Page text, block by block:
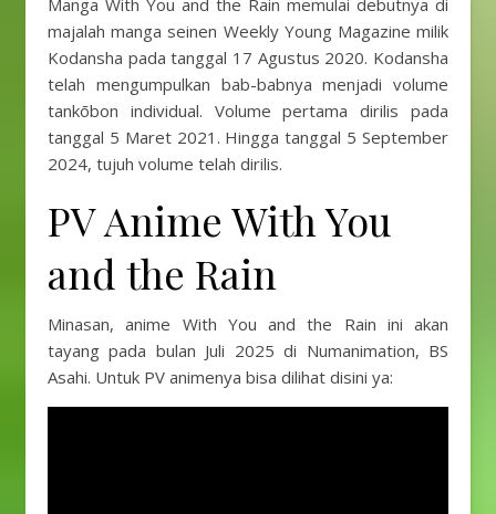
Manga With You and the Rain memulai debutnya di
majalah manga seinen Weekly Young Magazine milik
Kodansha pada tanggal 17 Agustus 2020. Kodansha
telah mengumpulkan bab-babnya menjadi volume
tankōbon individual. Volume pertama dirilis pada
tanggal 5 Maret 2021. Hingga tanggal 5 September
2024, tujuh volume telah dirilis.
PV Anime With You
and the Rain
Minasan, anime With You and the Rain ini akan
tayang pada bulan Juli 2025 di Numanimation, BS
Asahi. Untuk PV animenya bisa dilihat disini ya: